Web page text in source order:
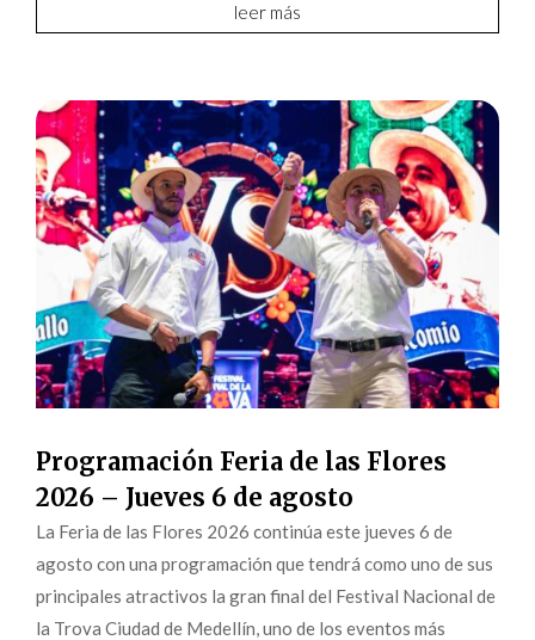
leer más
Programación Feria de las Flores
2026 – Jueves 6 de agosto
La Feria de las Flores 2026 continúa este jueves 6 de
agosto con una programación que tendrá como uno de sus
principales atractivos la gran final del Festival Nacional de
la Trova Ciudad de Medellín, uno de los eventos más